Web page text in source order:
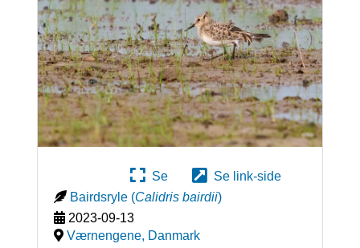
Se
Se link-side
Bairdsryle (Calidris bairdii)
2023-09-13
Værnengene, Danmark